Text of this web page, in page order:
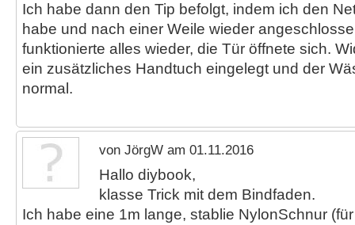
Ich habe dann den Tip befolgt, indem ich den
habe und nach einer Weile wieder
funktionierte alles wieder, die Tür öffnete sich.
ein zusätzliches Handtuch eingelegt und der
normal.
von JörgW am 01.11.2016
Hallo diybook,
klasse Trick mit dem Bindfaden.
Ich habe eine 1m lange, stablie NylonSchnur